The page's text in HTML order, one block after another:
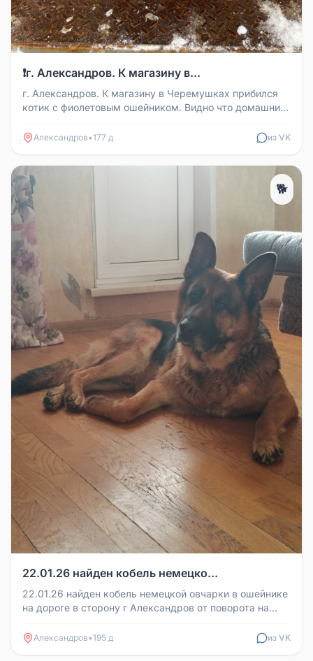
❗️г. Александров. К магазину в...
️г. Александров. К магазину в Черемушках прибился
котик с фиолетовым ошейником. Видно что домашний.
Александров•177 д из VK
🐕
22.01.26 найден кобель немецко...
22.01.26 найден кобель немецкой овчарки в ошейнике
на дороге в сторону г Александров от поворота на
Александров•195 д из VK